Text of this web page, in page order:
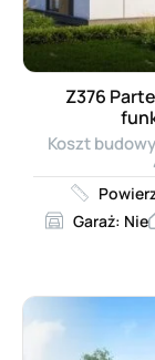
Z376
Koszt
Garaż: Nie